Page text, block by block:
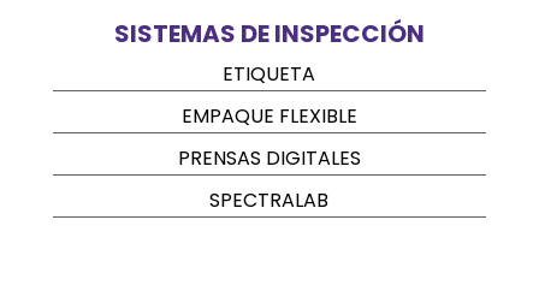
SISTEMAS DE INSPECCIÓN
ETIQUETA
EMPAQUE FLEXIBLE
PRENSAS DIGITALES
SPECTRALAB